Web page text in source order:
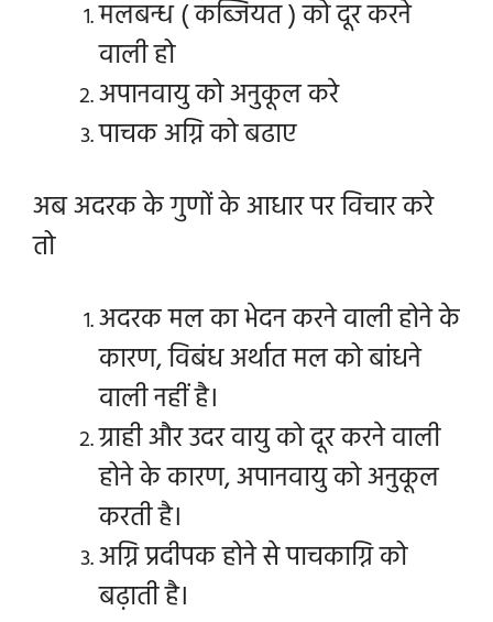
मलबन्ध ( कब्जियत ) को दूर करने
वाली हो
अपानवायु को अनुकूल करे
पाचक अग्नि को बढाए
अब अदरक के गुणों के आधार पर विचार करे
तो
अदरक मल का भेदन करने वाली होने के
कारण, विबंध अर्थात मल को बांधने
वाली नहीं है।
ग्राही और उदर वायु को दूर करने वाली
होने के कारण, अपानवायु को अनुकूल
करती है।
अग्नि प्रदीपक होने से पाचकाग्नि को
बढ़ाती है।